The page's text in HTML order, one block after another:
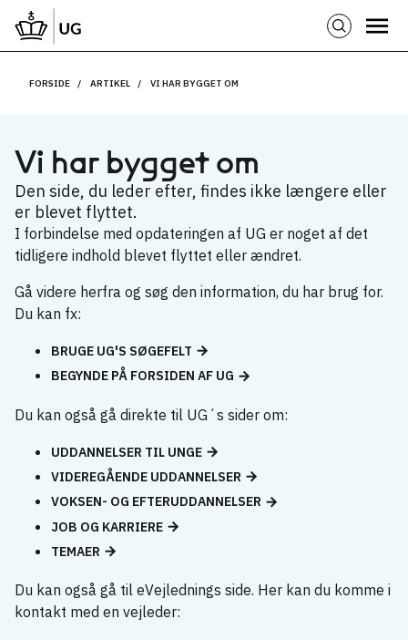
FORSIDE ARTIKEL VI HAR BYGGET OM
Vi har bygget om
Den side, du leder efter, findes ikke længere eller
er blevet flyttet.
I forbindelse med opdateringen af UG er noget af det
tidligere indhold blevet flyttet eller ændret.
Gå videre herfra og søg den information, du har brug for.
Du kan fx:
BRUGE UG'S SØGEFELT
BEGYNDE PÅ FORSIDEN AF UG
Du kan også gå direkte til UG´s sider om:
UDDANNELSER TIL UNGE
VIDEREGÅENDE UDDANNELSER
VOKSEN- OG EFTERUDDANNELSER
JOB OG KARRIERE
TEMAER
Du kan også gå til eVejlednings side. Her kan du komme i
kontakt med en vejleder: